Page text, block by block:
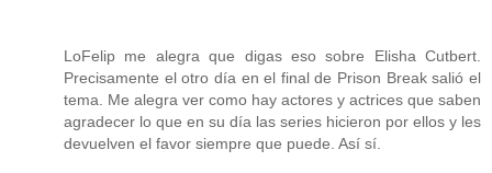
LoFelip me alegra que digas eso sobre Elisha Cutbert.
Precisamente el otro día en el final de Prison Break salió el
tema. Me alegra ver como hay actores y actrices que saben
agradecer lo que en su día las series hicieron por ellos y les
devuelven el favor siempre que puede. Así sí.